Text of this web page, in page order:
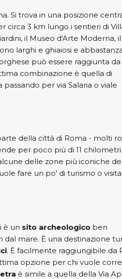
Si trova in una posizione
circa 3 km lungo i sentieri di
il Museo d'Arte Moderna, il
larghi e ghiaiosi e
può essere raggiunta da
combinazione è quella di
per via Salaria o viale
della città di Roma - molti
per poco più di 11
delle zone più iconiche
fare un po' di turismo o
è un sito archeologico ben
mare. È una destinazione
. È facilmente raggiungibile da
opzione per chi vuole
è simile a quella della Via